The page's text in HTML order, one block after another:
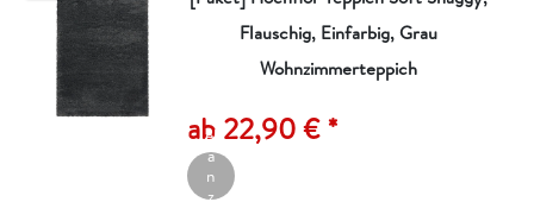
Flauschig, Einfarbig, Grau
Wohnzimmerteppich
ab 22,90 € *
ik
el
a
n
z